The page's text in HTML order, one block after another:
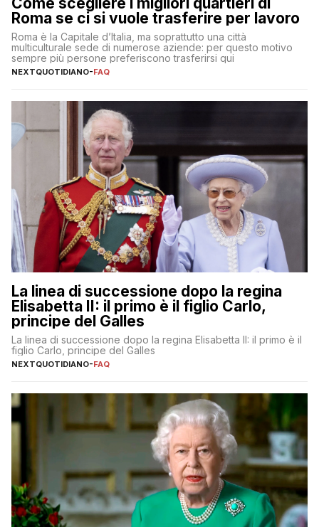
Roma se ci si vuole trasferire per lavoro
Roma è la Capitale d’Italia, ma soprattutto una città
multiculturale sede di numerose aziende: per questo motivo
sempre più persone preferiscono trasferirsi qui
NEXTQUOTIDIANO-FAQ
La linea di successione dopo la regina
Elisabetta II: il primo è il figlio Carlo,
principe del Galles
La linea di successione dopo la regina Elisabetta II: il primo è il
figlio Carlo, principe del Galles
NEXTQUOTIDIANO-FAQ